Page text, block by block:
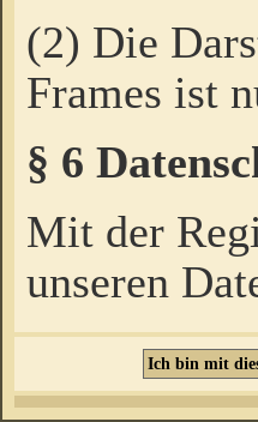
(2) Die
Frames ist
§ 6
Mit der
unseren